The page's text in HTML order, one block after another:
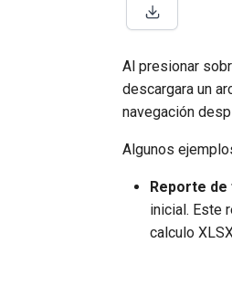
Al presionar
descargara un
navegación
Algunos
Reporte
inicial. Este
calculo